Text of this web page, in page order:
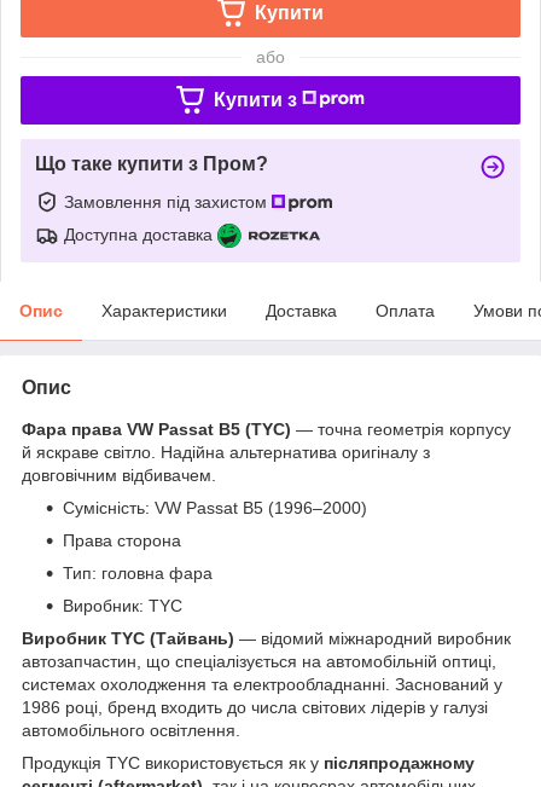
Купити
або
Купити з
Що таке купити з Пром?
Замовлення під захистом
Доступна доставка
Опис Характеристики Доставка Оплата Умови
Опис
Фара права VW Passat B5 (TYC) — точна геометрія корпусу
й яскраве світло. Надійна альтернатива оригіналу з
довговічним відбивачем.
Сумісність: VW Passat B5 (1996–2000)
Права сторона
Тип: головна фара
Виробник: TYC
Виробник TYC (Тайвань) — відомий міжнародний виробник
автозапчастин, що спеціалізується на автомобільній оптиці,
системах охолодження та електрообладнанні. Заснований у
1986 році, бренд входить до числа світових лідерів у галузі
автомобільного освітлення.
Продукція TYC використовується як у післяпродажному